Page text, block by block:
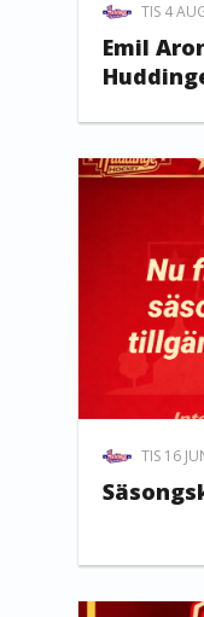
TIS 4
Emil
TIS 16